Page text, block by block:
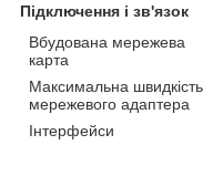
Підключення і зв'язок
Вбудована мережева
карта
Максимальна швидкість
мережевого адаптера
Інтерфейси